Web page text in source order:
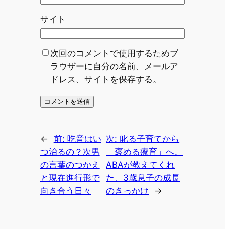
サイト
次回のコメントで使用するためブ
ラウザーに自分の名前、メールア
ドレス、サイトを保存する。
← 前: 吃音はい
つ治るの？次男
の言葉のつかえ
と現在進行形で
向き合う日々
次: 叱る子育てから
「褒める療育」へ。
ABAが教えてくれ
た、3歳息子の成長
のきっかけ
→